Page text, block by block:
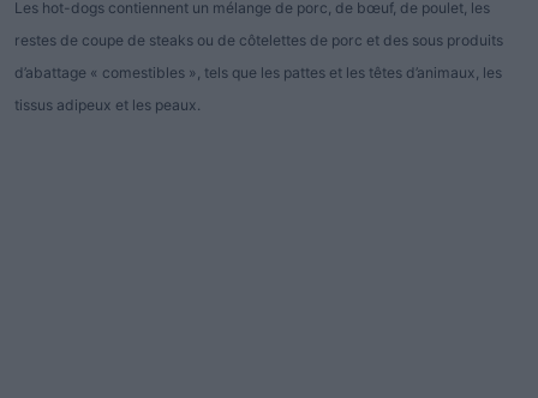
Les hot-dogs contiennent un mélange de porc, de bœuf, de poulet, les
restes de coupe de steaks ou de côtelettes de porc et des sous produits
d’abattage « comestibles », tels que les pattes et les têtes d’animaux, les
tissus adipeux et les peaux.